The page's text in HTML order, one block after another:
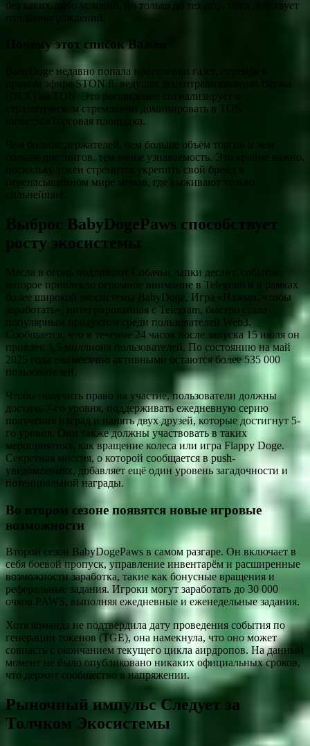
без каких-либо условий, но только до тех пор, пока действует
пул вознаграждений.
Почему этот список Важен
BabyDoge недавно попала в заголовки газет, перейдя в
прямом эфире STON.fi, ведущая децентрализованная биржа
(DEX) на TON. Это расширение сигнализирует о
стратегическом стремлении доминировать в TON
memecoinТорговая площадка.
Чем больше держателей, чем больше объём торгов и чем
больше листингов, тем выше узнаваемость. Это крайне важно,
поскольку токен стремится укрепить свой бренд в
перенасыщенном мире мемов, где выживают только
сильнейшие.
Выброс BabyDogePaws способствует
росту экосистемы
Масла в огонь подливают Собачьи лапки десант, событие,
которое привлекло огромное внимание в Telegram и в рамках
более широкой экосистемы BabyDoge. Игра «Нажми, чтобы
заработать», интегрированная с Telegram, быстро стала
популярным продуктом среди пользователей Web3.
Сообщается, что в течение 24 часов после запуска 15 июля он
привлек 1,5 миллиона пользователей. По состоянию на май
2025 года ежемесячно активными остаются более 535 000
пользователей.
Чтобы получить право на участие, пользователи должны
достичь 7-го уровня, поддерживать ежедневную серию
получения наград и нанять двух друзей, которые достигнут 5-
го уровня. Они также должны участвовать в таких
мероприятиях, как вращение колеса или игра Flappy Doge.
Секретная миссия, о которой сообщается в push-
уведомлениях, добавляет ещё один уровень загадочности и
потенциальной награды.
Во втором сезоне появятся новые игровые
возможности
Второй сезон BabyDogePaws в самом разгаре. Он включает в
себя боевой пропуск, управление инвентарём и расширенные
возможности заработка, такие как бонусные вращения и
реферальные задания. Игроки могут заработать до 30 000
очков PAWS, выполняя ежедневные и еженедельные задания.
Хотя команда не подтвердила дату проведения события по
генерации токенов (TGE), она намекнула, что оно может
совпасть с окончанием текущего цикла аирдропов. На данный
момент не было опубликовано никаких официальных сроков,
что держит сообщество в напряжении.
Рыночный импульс Следует за
Толчком Экосистемы